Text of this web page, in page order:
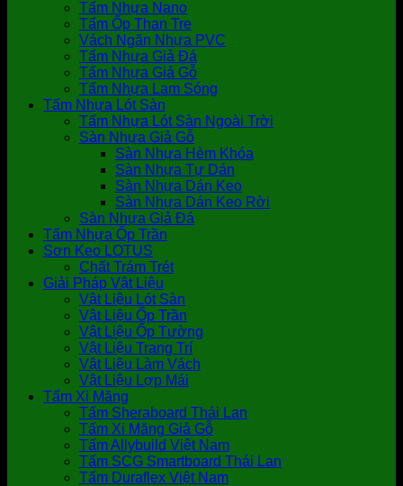
Tấm Nhựa Nano
Tấm Ốp Than Tre
Vách Ngăn Nhựa PVC
Tấm Nhựa Giả Đá
Tấm Nhựa Giả Gỗ
Tấm Nhựa Lam Sóng
Tấm Nhựa Lót Sàn
Tấm Nhựa Lót Sàn Ngoài Trời
Sàn Nhựa Giả Gỗ
Sàn Nhựa Hèm Khóa
Sàn Nhựa Tự Dán
Sàn Nhựa Dán Keo
Sàn Nhựa Dán Keo Rời
Sàn Nhựa Giả Đá
Tấm Nhựa Ốp Trần
Sơn Keo LOTUS
Chất Trám Trét
Giải Pháp Vật Liệu
Vật Liệu Lót Sàn
Vật Liệu Ốp Trần
Vật Liệu Ốp Tường
Vật Liệu Trang Trí
Vật Liệu Làm Vách
Vật Liệu Lợp Mái
Tấm Xi Măng
Tấm Sheraboard Thái Lan
Tấm Xi Măng Giả Gỗ
Tấm Allybuild Việt Nam
Tấm SCG Smartboard Thái Lan
Tấm Duraflex Việt Nam